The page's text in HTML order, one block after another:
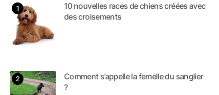
10 nouvelles races de chiens créées avec
des croisements
Comment s’appelle la femelle du sanglier
?